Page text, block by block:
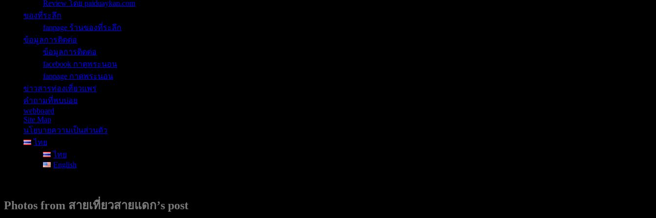
Review โดย paiduaykan.com
ของที่ระลึก
fanpage ร้านของที่ระลึก
ข้อมูลการติดต่อ
ข้อมูลการติดต่อ
facebook กาดพระนอน
fanpage กาดพระนอน
ข่าวสารท่องเที่ยวแพร่
คำถามที่พบบ่อย
webboard
Site Map
นโยบายความเป็นส่วนตัว
ไทย
ไทย
English
Photos from สายเที่ยวสายแดก’s post